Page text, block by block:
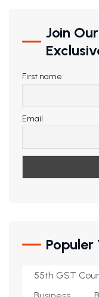
Join
First name
Email
Populer
55th GST